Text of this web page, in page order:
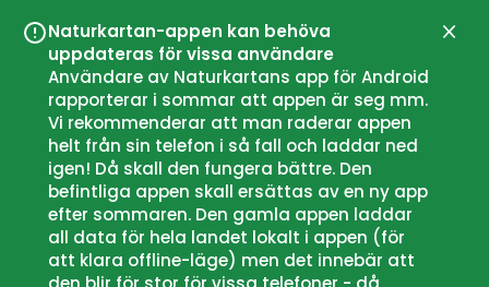
Naturkartan-appen kan behöva
uppdateras för vissa användare
Användare av Naturkartans app för Android
rapporterar i sommar att appen är seg mm.
Vi rekommenderar att man raderar appen
helt från sin telefon i så fall och laddar ned
igen! Då skall den fungera bättre. Den
befintliga appen skall ersättas av en ny app
efter sommaren. Den gamla appen laddar
all data för hela landet lokalt i appen (för
att klara offline-läge) men det innebär att